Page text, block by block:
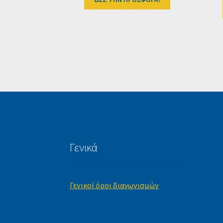
Γενικά
Γενικοί όροι διαγωνισμών